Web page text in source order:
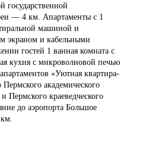
государственной
— 4 км. Апартаменты с 1
машиной и
экраном и кабельными
гостей 1 ванная комната с
кухня с микроволновой печью
«Уютная квартира-
академического
Пермского краеведческого
до аэропорта Большое
км.